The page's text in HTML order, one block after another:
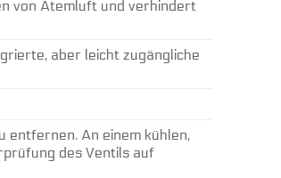
von Atemluft und verhindert
aber leicht zugängliche
entfernen. An einem kühlen,
des Ventils auf